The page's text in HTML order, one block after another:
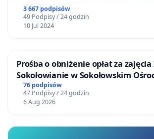
3 667 podpisów
49 Podpisy / 24 godzin
10 Jul 2024
Prośba o obniżenie opłat za zajęcia
Sokołowianie w Sokołowskim
76 podpisów
47 Podpisy / 24 godzin
6 Aug 2026